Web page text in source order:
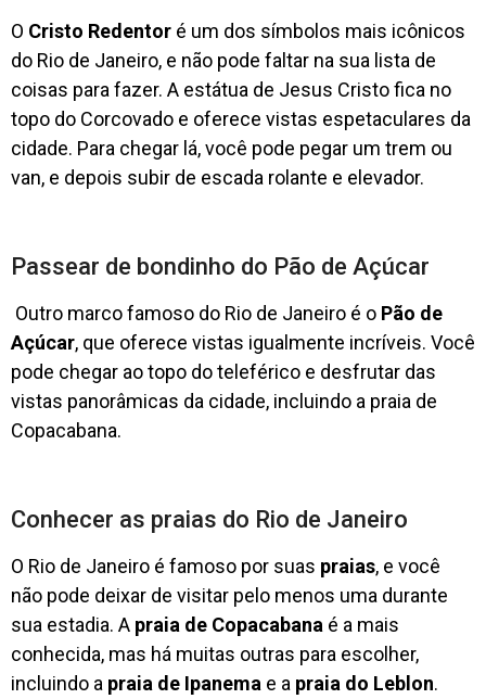
O Cristo Redentor é um dos símbolos mais icônicos
do Rio de Janeiro, e não pode faltar na sua lista de
coisas para fazer. A estátua de Jesus Cristo fica no
topo do Corcovado e oferece vistas espetaculares da
cidade. Para chegar lá, você pode pegar um trem ou
van, e depois subir de escada rolante e elevador.
Passear de bondinho do Pão de Açúcar
Outro marco famoso do Rio de Janeiro é o Pão de
Açúcar, que oferece vistas igualmente incríveis. Você
pode chegar ao topo do teleférico e desfrutar das
vistas panorâmicas da cidade, incluindo a praia de
Copacabana.
Conhecer as praias do Rio de Janeiro
O Rio de Janeiro é famoso por suas praias, e você
não pode deixar de visitar pelo menos uma durante
sua estadia. A praia de Copacabana é a mais
conhecida, mas há muitas outras para escolher,
incluindo a praia de Ipanema e a praia do Leblon.